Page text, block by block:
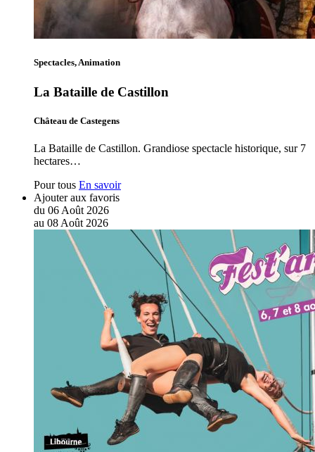
Spectacles, Animation
La Bataille de Castillon
Château de Castegens
La Bataille de Castillon. Grandiose spectacle historique, sur 7
hectares…
Pour tous En savoir
Ajouter aux favoris
du 06 Août 2026
au 08 Août 2026